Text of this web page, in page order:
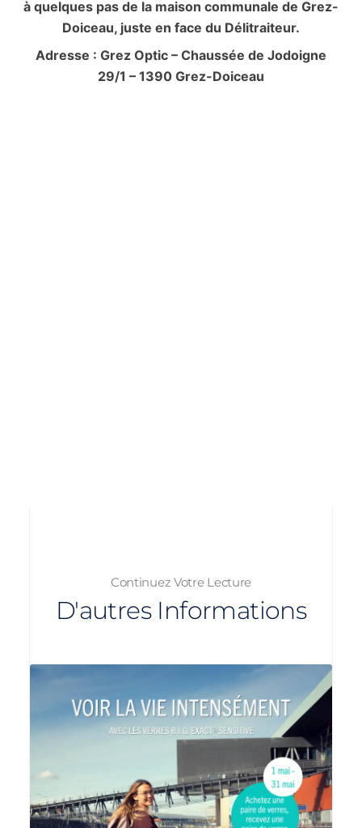
à quelques pas de la maison communale de Grez-
Doiceau, juste en face du Délitraiteur.
Adresse : Grez Optic – Chaussée de Jodoigne
29/1 – 1390 Grez-Doiceau
Continuez Votre Lecture
D'autres Informations